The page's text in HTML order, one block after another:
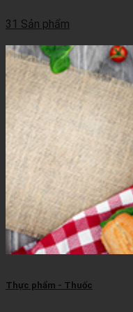
31 Sản phẩm
Thực phẩm - Thuốc